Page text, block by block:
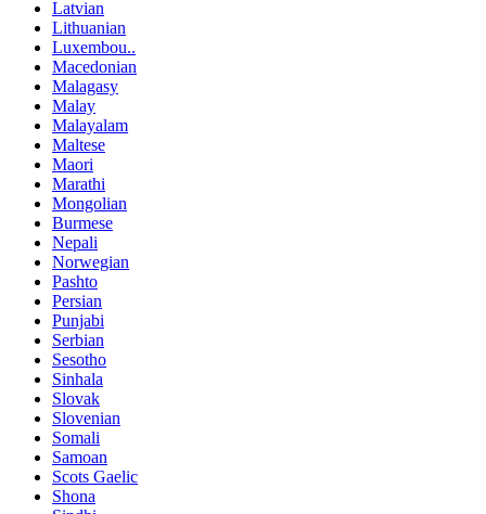
Latvian
Lithuanian
Luxembou..
Macedonian
Malagasy
Malay
Malayalam
Maltese
Maori
Marathi
Mongolian
Burmese
Nepali
Norwegian
Pashto
Persian
Punjabi
Serbian
Sesotho
Sinhala
Slovak
Slovenian
Somali
Samoan
Scots Gaelic
Shona